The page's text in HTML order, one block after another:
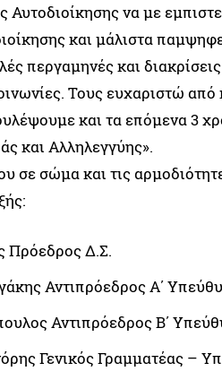
Αυτοδιοίκησης να με
και μάλιστα
περγαμηνές και
Τους ευχαριστώ
και τα επόμενα 3
και Αλληλεγγύης».
σε σώμα και τις
Πρόεδρος Δ.Σ.
Αντιπρόεδρος Α΄
Αντιπρόεδρος Β΄
Γενικός Γραμματέας –